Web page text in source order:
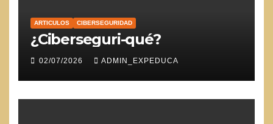
ARTICULOS CIBERSEGURIDAD
¿Ciberseguri-qué?
02/07/2026 ADMIN_EXPEDUCA